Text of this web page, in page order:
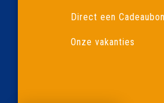
Direct een Cadeaubon
Onze vakanties